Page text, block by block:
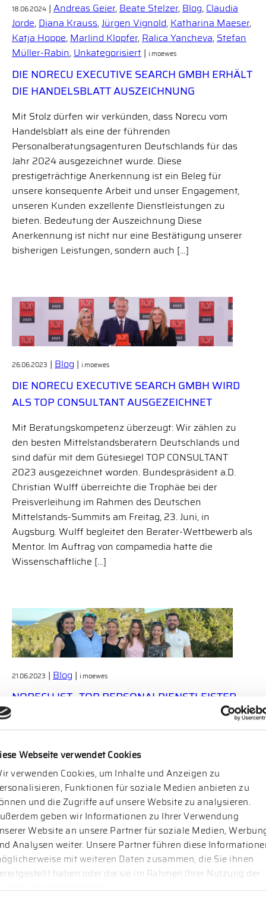
Webseite verwendet Cookies
verwenden Cookies, um Inhalte und Anzeigen zu
Funktionen für soziale Medien anbieten zu
und die Zugriffe auf unsere Website zu analysieren.
geben wir Informationen zu Ihrer Verwendung
Website an unsere Partner für soziale Medien,
Analysen weiter. Unsere Partner führen diese
mit weiteren Daten zusammen, die Sie ihnen
haben oder die sie im Rahmen Ihrer Nutzung der
18.06.2024 | Andreas Geier,Beate Stelzer,Blog,Claudia
Jorde,Diana Krauss,Jürgen Vignold,Katharina Maeser,
Katja Hoppe,Marlind Klopfer,Ralica Yancheva,Stefan
Müller-Rabin,Unkategorisiert | i.moewes
DIE NORECU EXECUTIVE SEARCH GMBH ERHÄLT
DIE HANDELSBLATT AUSZEICHNUNG
Mit Stolz dürfen wir verkünden, dass Norecu vom
Handelsblatt als eine der führenden
Personalberatungsagenturen Deutschlands für das
Jahr 2024 ausgezeichnet wurde. Diese
prestigeträchtige Anerkennung ist ein Beleg für
unsere konsequente Arbeit und unser Engagement,
unseren Kunden exzellente Dienstleistungen zu
bieten. Bedeutung der Auszeichnung Diese
Anerkennung ist nicht nur eine Bestätigung unserer
bisherigen Leistungen, sondern auch […]
26.06.2023 | Blog | i.moewes
DIE NORECU EXECUTIVE SEARCH GMBH WIRD
ALS TOP CONSULTANT AUSGEZEICHNET
Mit Beratungskompetenz überzeugt: Wir zählen zu
den besten Mittelstandsberatern Deutschlands und
sind dafür mit dem Gütesiegel TOP CONSULTANT
2023 ausgezeichnet worden. Bundespräsident a.D.
Christian Wulff überreichte die Trophäe bei der
Preisverleihung im Rahmen des Deutschen
Mittelstands-Summits am Freitag, 23. Juni, in
Augsburg. Wulff begleitet den Berater-Wettbewerb als
Mentor. Im Auftrag von compamedia hatte die
Wissenschaftliche […]
21.06.2023 | Blog | i.moewes
NORECU IST „TOP PERSONALDIENSTLEISTER
Executive Search GmbH von Focus Business als einer
der Top Personaldienstleister 2023 im Bereich
Executive Search ausgezeichnet wurde. Diese
Auszeichnung bestätigt unser Engagement und
unsere Expertise bei der Bereitstellung hochwertiger
Personalberatung. Wir sind sehr stolz über diese
Auszeichnung, weil sie durch das Feedback von
Mandanten und […]